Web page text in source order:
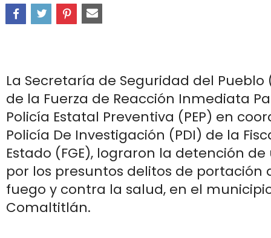
La Secretaría de Seguridad del Pueblo
de la Fuerza de Reacción Inmediata
Policía Estatal Preventiva (PEP) en
Policía De Investigación (PDI) de la
Estado (FGE), lograron la detención
por los presuntos delitos de portación
fuego y contra la salud, en el
Comaltitlán.